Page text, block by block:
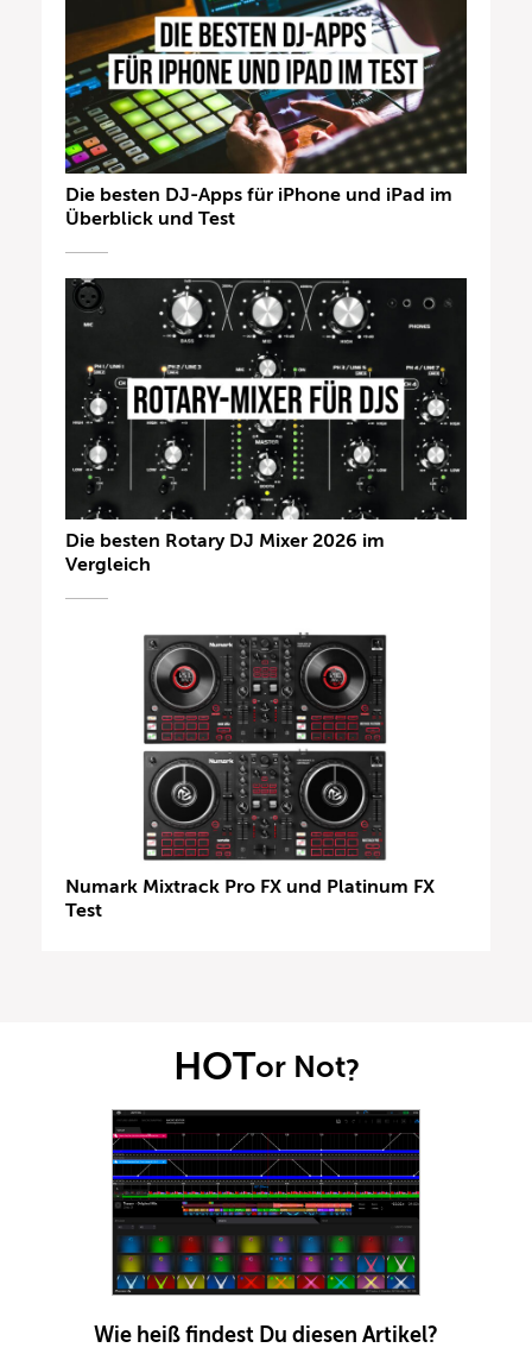
Die besten DJ-Apps für iPhone und iPad im
Überblick und Test
Die besten Rotary DJ Mixer 2026 im
Vergleich
Numark Mixtrack Pro FX und Platinum FX
Test
HOTor Not?
Wie heiß findest Du diesen Artikel?